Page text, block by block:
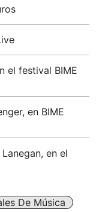
el festival BIME
en BIME
en el
De Música